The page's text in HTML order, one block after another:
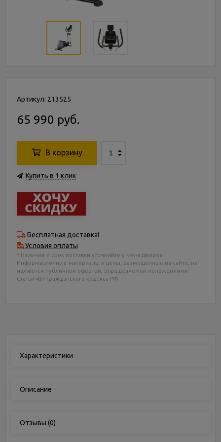
Артикул: 213525
65 990 руб.
В корзину
Купить в 1 клик
Бесплатная доставка!
Условия оплаты
* Наличие и срок поставки уточняйте у менеджеров.
Информационные материалы и цены, размещенные на сайте, не
являются публичной офертой, определяемой положениями
Статьи 437 Гражданского кодекса РФ.
Характеристики
Описание
Отзывы (0)